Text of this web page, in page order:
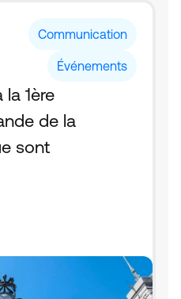
Communication
Événements
la 1ère
de la
sont